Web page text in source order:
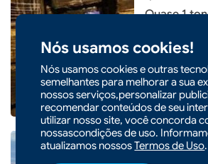
Nós usamos cookies!
Nós usamos cookies e outras
semelhantes para melhorar a sua
nossos serviços,personalizar
recomendar conteúdos de seu
utilizar nosso site, você concorda
nossascondições de uso.
atualizamos nossosTermos de Uso.
Quase 1
perseguição